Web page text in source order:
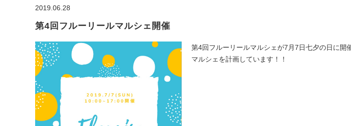
2019.06.28
第4回フルーリールマルシェ開催
第4回フルーリールマルシェが7月7日七夕の日に開
マルシェを計画しています！！